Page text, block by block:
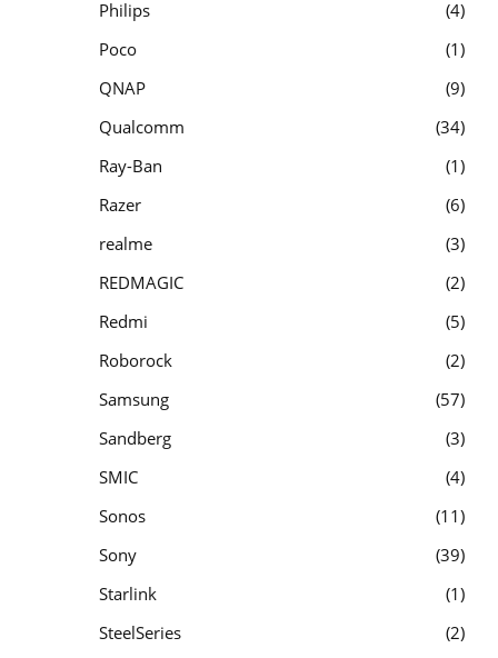
Philips
4
Poco
1
QNAP
9
Qualcomm
34
Ray-Ban
1
Razer
6
realme
3
REDMAGIC
2
Redmi
5
Roborock
2
Samsung
57
Sandberg
3
SMIC
4
Sonos
11
Sony
39
Starlink
1
SteelSeries
2